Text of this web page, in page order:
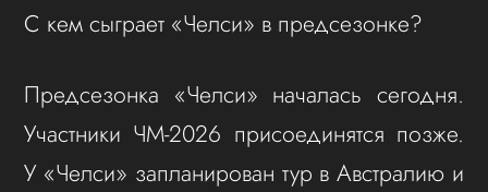
С кем сыграет «Челси» в предсезонке?
Предсезонка «Челси» началась сегодня.
Участники ЧМ-2026 присоединятся позже.
У «Челси» запланирован тур в Австралию и